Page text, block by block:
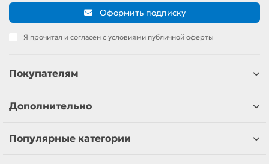
Оформить подписку
Я прочитал и согласен с условиями публичной оферты
Покупателям
Дополнительно
Популярные категории